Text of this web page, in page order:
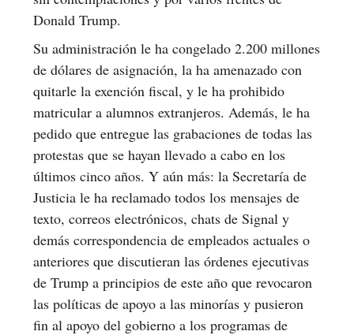
Donald Trump.
Su administración le ha congelado 2.200 millones
de dólares de asignación, la ha amenazado con
quitarle la exención fiscal, y le ha prohibido
matricular a alumnos extranjeros. Además, le ha
pedido que entregue las grabaciones de todas las
protestas que se hayan llevado a cabo en los
últimos cinco años. Y aún más: la Secretaría de
Justicia le ha reclamado todos los mensajes de
texto, correos electrónicos, chats de Signal y
demás correspondencia de empleados actuales o
anteriores que discutieran las órdenes ejecutivas
de Trump a principios de este año que revocaron
las políticas de apoyo a las minorías y pusieron
fin al apoyo del gobierno a los programas de